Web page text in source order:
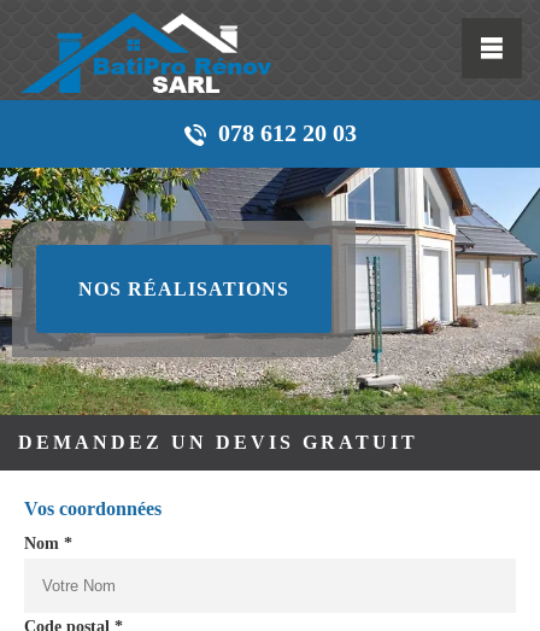
078 612 20 03
NOS RÉALISATIONS
DEMANDEZ UN DEVIS GRATUIT
Vos coordonnées
Nom *
Code postal *